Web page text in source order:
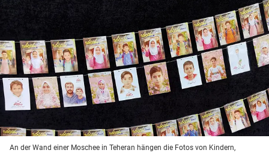
An der Wand einer Moschee in Teheran hängen die Fotos von Kindern,